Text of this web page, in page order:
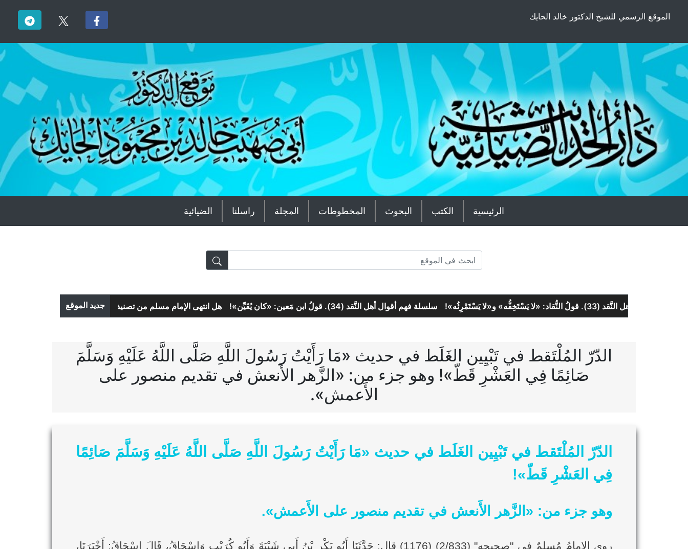
الموقع الرسمي للشيخ الدكتور خالد الحايك
الرئيسية الكتب البحوث المخطوطات المجلة راسلنا الضيائية
جديد الموقع النَّقد (33). قولُ النُّقاد: «لا يَسْتَخِفُّه» و«لا يَسْتَمْرِئُه»! سلسلة فهم أقوال أهل النَّقد (34). قولُ ابن مَعين: «كان يُقَيِّن»! هل انتهى الإمام مسلم من تصنيف «صحيحه» قبل لقائه بالإمام
الدّرّ المُلْتَقط في تَبْيِين الغَلَط في حديث «مَا رَأَيْتُ رَسُولَ اللَّهِ صَلَّى اللَّهُ عَلَيْهِ وَسَلَّمَ
صَائِمًا فِي العَشْرِ قَطّ»! وهو جزء من: «الزَّهر الأَنعش في تقديم منصور على
الأَعمش».
الدّرّ المُلْتَقط في تَبْيِين الغَلَط في حديث «مَا رَأَيْتُ رَسُولَ اللَّهِ صَلَّى اللَّهُ عَلَيْهِ وَسَلَّمَ صَائِمًا
فِي العَشْرِ قَطّ»!
وهو جزء من: «الزَّهر الأَنعش في تقديم منصور على الأَعمش».
روى الإِمامُ مُسلمٌ في "صحيحه" (2/833) (1176) قال: حَدَّثَنَا أَبُو بَكْرِ بْنُ أَبِي شَيْبَةَ وَأَبُو كُرَيْبٍ وَإِسْحَاقُ، قَالَ إِسْحَاقُ: أَخْبَرَنَا،